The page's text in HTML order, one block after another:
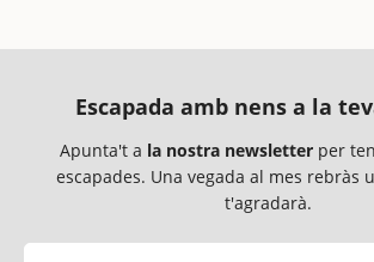
Escapada amb nens a la
Apunta't a la nostra newsletter per
escapades. Una vegada al mes rebràs
t'agradarà.